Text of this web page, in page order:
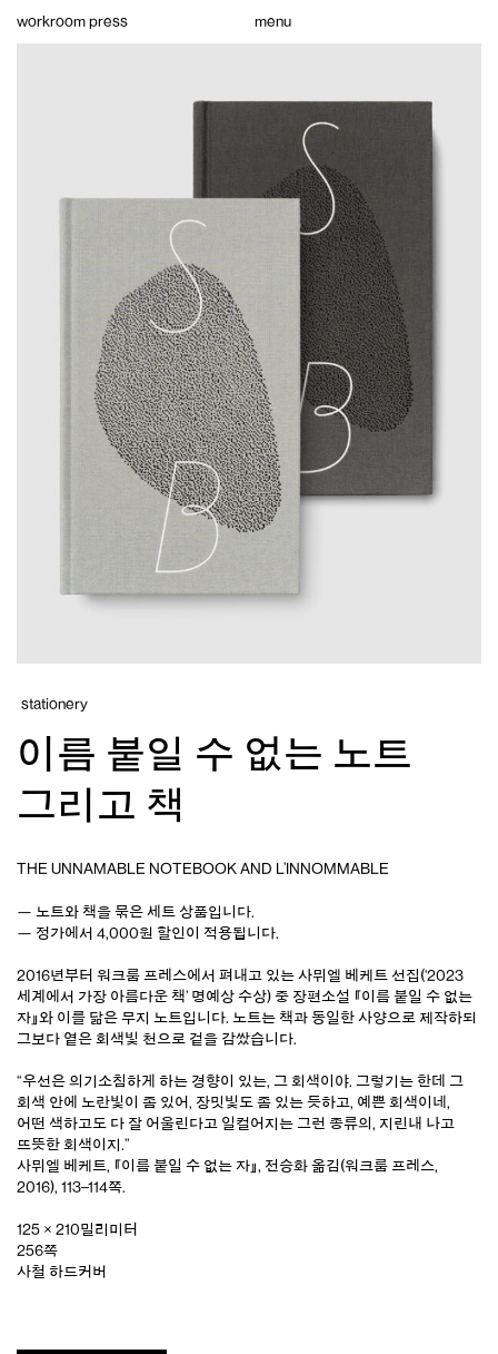
workroom press menu
stationery
이름 붙일 수 없는 노트
그리고 책
THE UNNAMABLE NOTEBOOK AND L’INNOMMABLE
— 노트와 책을 묶은 세트 상품입니다.
— 정가에서 4,000원 할인이 적용됩니다.
2016년부터 워크룸 프레스에서 펴내고 있는 사뮈엘 베케트 선집 (‘2023
세계에서 가장 아름다운 책’ 명예상 수상) 중 장편소설 『이름 붙일 수 없는
자』와 이를 닮은 무지 노트입니다. 노트는 책과 동일한 사양으로 제작하되
그보다 옅은 회색빛 천으로 겉을 감쌌습니다.
“우선은 의기소침하게 하는 경향이 있는, 그 회색이야. 그렇기는 한데 그
회색 안에 노란빛이 좀 있어, 장밋빛도 좀 있는 듯하고, 예쁜 회색이네,
어떤 색하고도 다 잘 어울린다고 일컬어지는 그런 종류의, 지린내 나고
뜨뜻한 회색이지.”
사뮈엘 베케트, 『이름 붙일 수 없는 자』, 전승화 옮김(워크룸 프레스,
2016), 113–114쪽.
125 × 210밀리미터
256쪽
사철 하드커버